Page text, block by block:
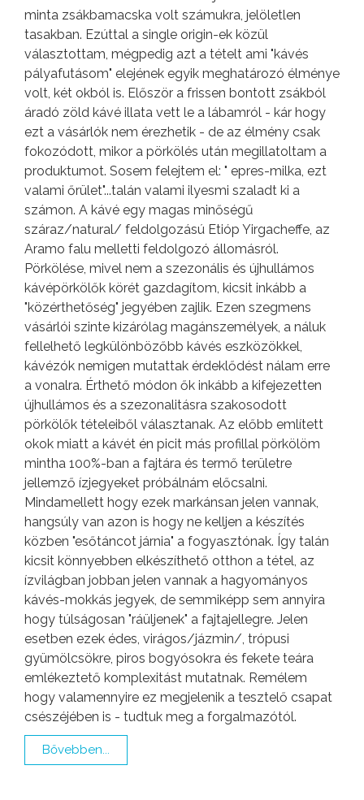
minta zsákbamacska volt számukra, jelöletlen
tasakban. Ezúttal a single origin-ek közül
választottam, mégpedig azt a tételt ami "kávés
pályafutásom" elejének egyik meghatározó élménye
volt, két okból is. Először a frissen bontott zsákból
áradó zöld kávé illata vett le a lábamról - kár hogy
ezt a vásárlók nem érezhetik - de az élmény csak
fokozódott, mikor a pörkölés után megillatoltam a
produktumot. Sosem felejtem el: " epres-milka, ezt
valami őrület"...talán valami ilyesmi szaladt ki a
számon. A kávé egy magas minőségű
száraz/natural/ feldolgozású Etióp Yirgacheffe, az
Aramo falu melletti feldolgozó állomásról.
Pörkölése, mivel nem a szezonális és újhullámos
kávépörkölők körét gazdagítom, kicsit inkább a
"közérthetőség" jegyében zajlik. Ezen szegmens
vásárlói szinte kizárólag magánszemélyek, a náluk
fellelhető legkülönbözőbb kávés eszközökkel,
kávézók nemigen mutattak érdeklődést nálam erre
a vonalra. Érthető módon ők inkább a kifejezetten
újhullámos és a szezonalitásra szakosodott
pörkölők tételeiből választanak. Az előbb említett
okok miatt a kávét én picit más profillal pörkölöm
mintha 100%-ban a fajtára és termő területre
jellemző ízjegyeket próbálnám előcsalni.
Mindamellett hogy ezek markánsan jelen vannak,
hangsúly van azon is hogy ne kelljen a készítés
közben "esőtáncot járnia" a fogyasztónak. Így talán
kicsit könnyebben elkészíthető otthon a tétel, az
ízvilágban jobban jelen vannak a hagyományos
kávés-mokkás jegyek, de semmiképp sem annyira
hogy túlságosan "ráüljenek" a fajtajellegre. Jelen
esetben ezek édes, virágos/jázmin/, trópusi
gyümölcsökre, piros bogyósokra és fekete teára
emlékeztető komplexitást mutatnak. Remélem
hogy valamennyire ez megjelenik a tesztelő csapat
csészéjében is - tudtuk meg a forgalmazótól.
Bővebben...